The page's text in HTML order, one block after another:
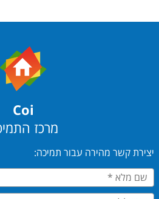
Coi
מרכז
יצירת קשר מהירה עבור תמיכה: